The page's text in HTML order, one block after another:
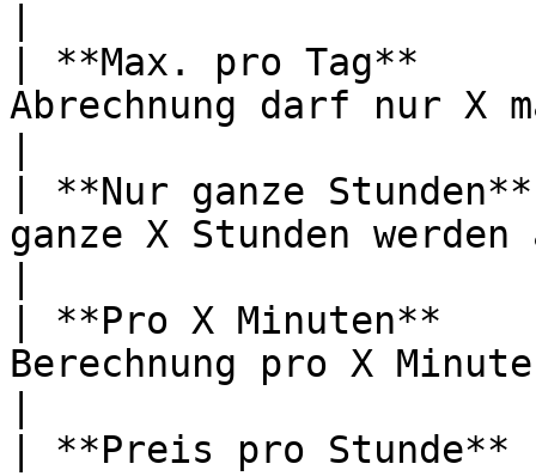
| **Max. pro
Abrechnung darf nur X
| **Nur ganze
ganze X Stunden werden
| **Pro X
Berechnung pro X
| **Preis pro